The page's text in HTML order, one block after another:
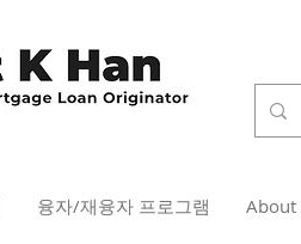
융자/재융자 프로그램 About